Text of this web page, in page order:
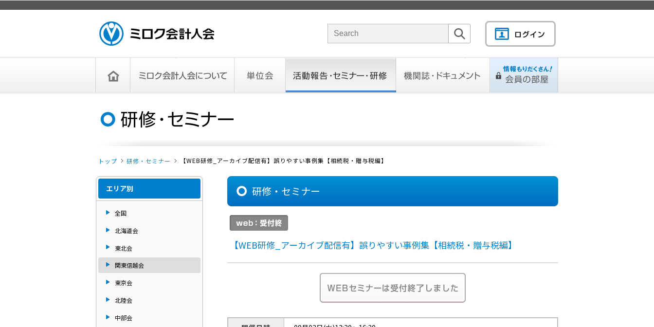
サイト内検索のキーワード
トップ 研修・セミナー 【WEB研修_アーカイブ配信有】誤りやすい事例集【相続税・贈与税編】
エリア別
全国
北海道会
東北会
関東信越会
東京会
北陸会
中部会
研修・セミナー
【WEB研修_アーカイブ配信有】誤りやすい事例集【相続税・贈与税編】